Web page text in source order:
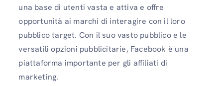
una base di utenti vasta e attiva e offre
opportunità ai marchi di interagire con il loro
pubblico target. Con il suo vasto pubblico e le
versatili opzioni pubblicitarie, Facebook è una
piattaforma importante per gli affiliati di
marketing.